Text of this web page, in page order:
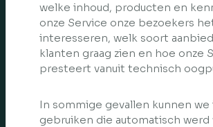
welke inhoud, producten en
onze Service onze bezoekers
interesseren, welk soort
klanten graag zien en hoe onze
presteert vanuit technisch
In sommige gevallen kunnen
gebruiken die automatisch werd